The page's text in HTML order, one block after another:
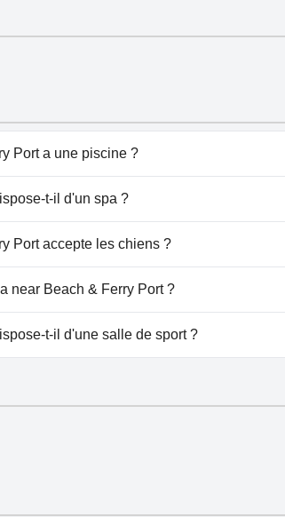
Port a une piscine ?
dispose de piscine(s) appartenant à une
t-il d'un spa ?
Beach & Ferry Port.
Port accepte les chiens ?
n'accepte pas les chiens.
near Beach & Ferry Port ?
near Beach & Ferry Port.
t-il d'une salle de sport ?